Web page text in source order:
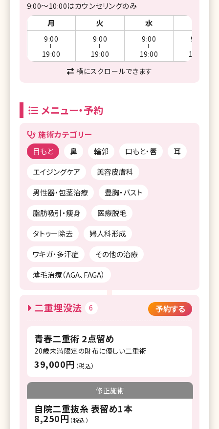
9:00～10:00はカウンセリングのみ
月
火 水
9:00
19:00
9:00
19:00
9:00
19:00
9:00
19:00
横にスクロールできます
メニュー・予約
施術カテゴリー
目もと 鼻 輪郭 口もと・唇
耳
エイジングケア
美容皮膚科
男性器・包茎治療
豊胸・バスト
脂肪吸引・痩身
医療脱毛
タトゥー除去
婦人科形成
ワキガ・多汗症
その他の治療
薄毛治療（AGA、FAGA）
二重埋没法 6 予約する
青春二重術 2点留め
20歳未満限定の財布に優しい二重術
39,000円 （税込）
修正施術
自院二重抜糸 表留め1本
8,250円 （税込）